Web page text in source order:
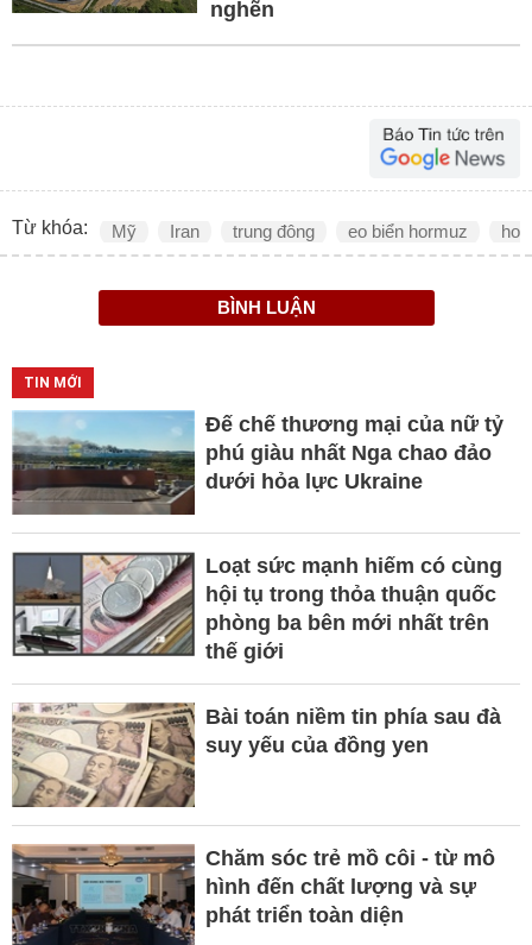
nghẽn
Từ khóa: Mỹ Iran trung đông eo biển hormuz
BÌNH LUẬN
TIN MỚI
Đế chế thương mại của nữ tỷ
phú giàu nhất Nga chao đảo
dưới hỏa lực Ukraine
Loạt sức mạnh hiếm có cùng
hội tụ trong thỏa thuận quốc
phòng ba bên mới nhất trên
thế giới
Bài toán niềm tin phía sau đà
suy yếu của đồng yen
Chăm sóc trẻ mồ côi - từ mô
hình đến chất lượng và sự
phát triển toàn diện